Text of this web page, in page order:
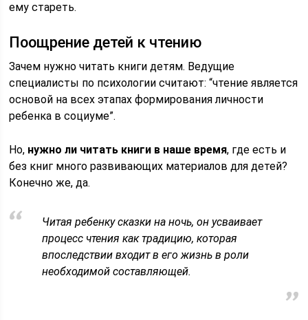
ему стареть.
Поощрение детей к чтению
Зачем нужно читать книги детям. Ведущие
специалисты по психологии считают: “чтение является
основой на всех этапах формирования личности
ребенка в социуме”.
Но, нужно ли читать книги в наше время, где есть и
без книг много развивающих материалов для детей?
Конечно же, да.
Читая ребенку сказки на ночь, он усваивает
процесс чтения как традицию, которая
впоследствии входит в его жизнь в роли
необходимой составляющей.